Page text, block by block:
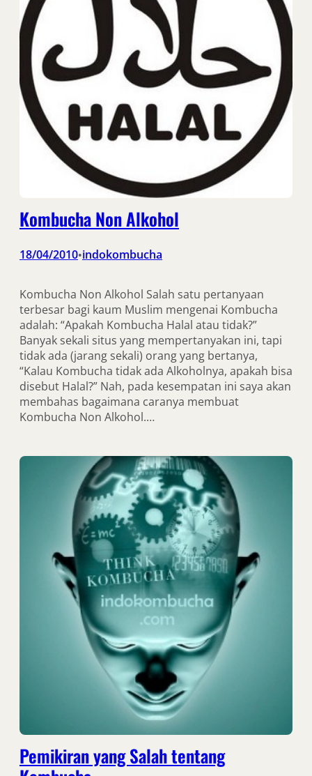
Kombucha Non Alkohol
18/04/2010•indokombucha
Kombucha Non Alkohol Salah satu pertanyaan
terbesar bagi kaum Muslim mengenai Kombucha
adalah: “Apakah Kombucha Halal atau tidak?”
Banyak sekali situs yang mempertanyakan ini, tapi
tidak ada (jarang sekali) orang yang bertanya,
“Kalau Kombucha tidak ada Alkoholnya, apakah bisa
disebut Halal?” Nah, pada kesempatan ini saya akan
membahas bagaimana caranya membuat
Kombucha Non Alkohol.…
Pemikiran yang Salah tentang